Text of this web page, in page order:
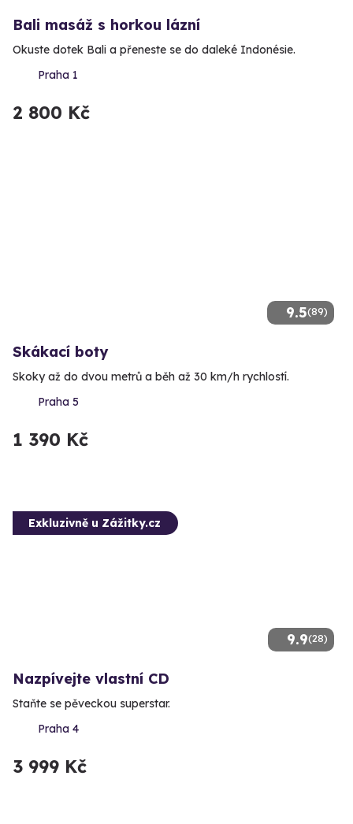
Bali masáž s horkou lázní
Okuste dotek Bali a přeneste se do daleké Indonésie.
Praha 1
2 800 Kč
9.5(89)
Skákací boty
Skoky až do dvou metrů a běh až 30 km/h rychlostí.
Praha 5
1 390 Kč
9.9(28)
Exkluzivně u Zážitky.cz
Nazpívejte vlastní CD
Staňte se pěveckou superstar.
Praha 4
3 999 Kč